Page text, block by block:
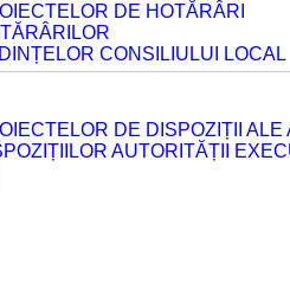
DE HOTĂRÂRI
CONSILIULUI LOCAL
DE DISPOZIȚII
AUTORITĂȚII